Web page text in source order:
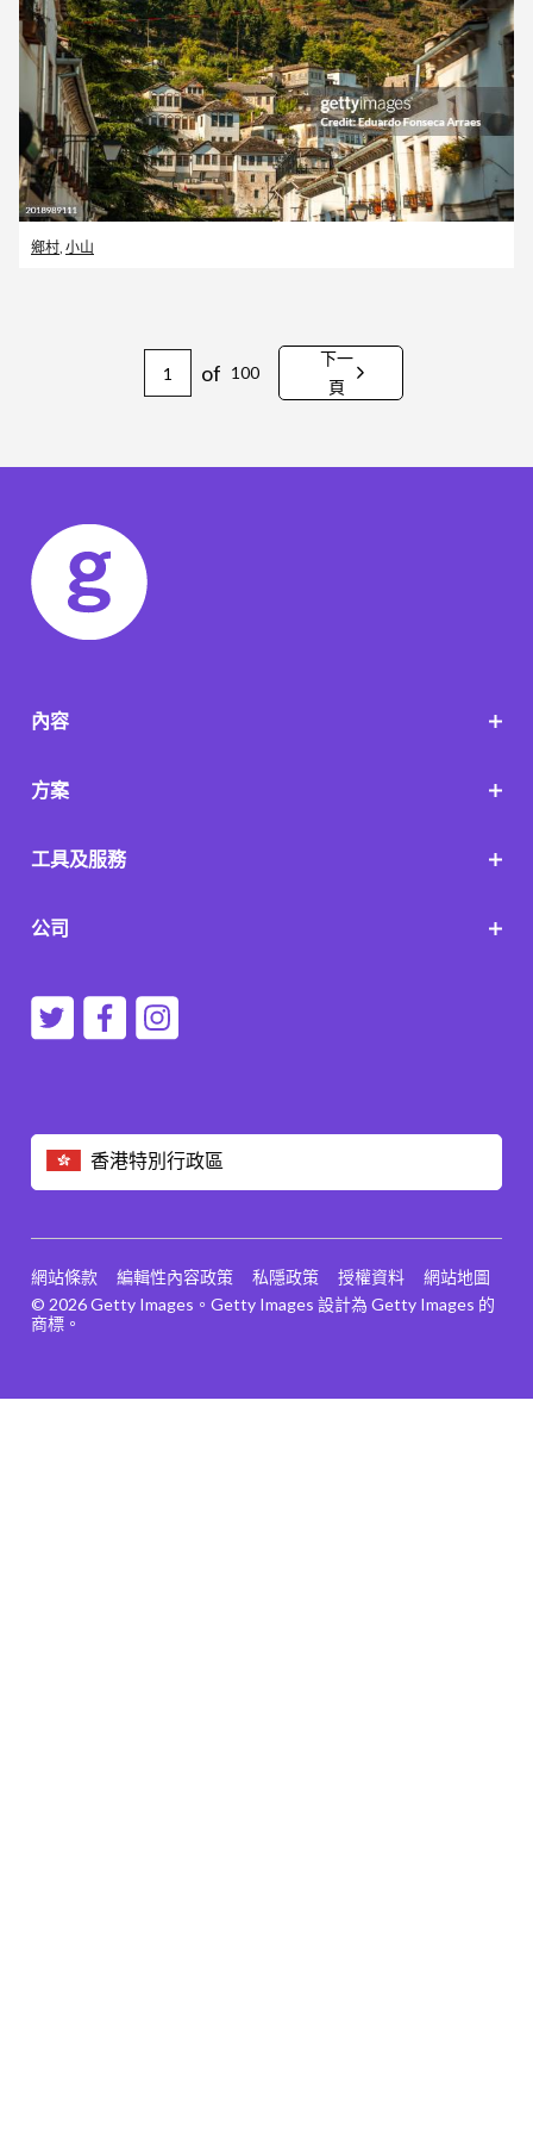
鄉村, 小山
of 100
下一
頁
香港特別行政區
內容
方案
工具及服務
公司
© 2026 Getty Images。Getty Images 設計為 Getty Images 的
商標。
網站條款 編輯性內容政策 私隱政策 授權資料 網站地圖